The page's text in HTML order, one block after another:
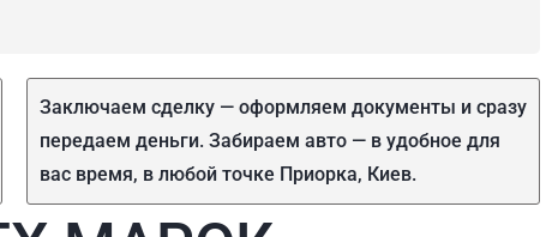
Заключаем сделку — оформляем документы и сразу
передаем деньги. Забираем авто — в удобное для
вас время, в любой точке Приорка, Киев.